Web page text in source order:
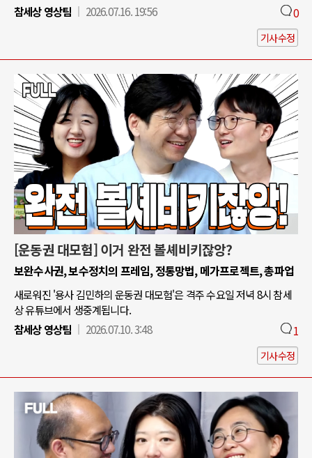
참세상 영상팀
2026.07.16. 19:56 0
기사수정
[운동권 대모험] 이거 완전 볼셰비키잖앙?
보완수사권, 보수정치의 프레임, 정통망법, 메가프로젝트, 총파업
새로워진 '용사 김민하의 운동권 대모험'은 격주 수요일 저녁 8시 참세
상 유튜브에서 생중계됩니다.
참세상 영상팀
2026.07.10. 3:48 1
기사수정